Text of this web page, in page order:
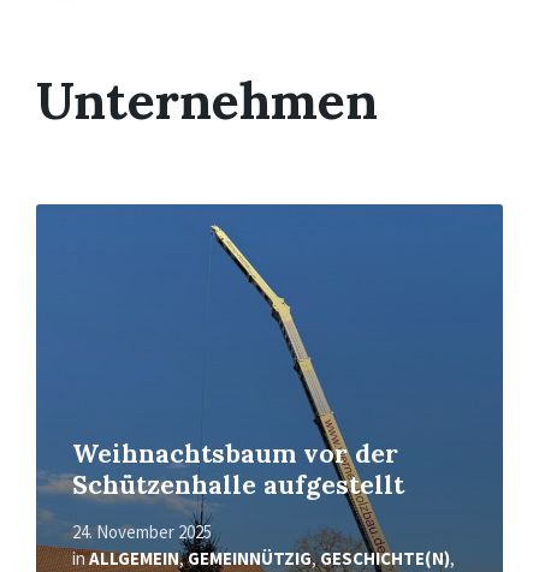
Unternehmen
Weihnachtsbaum vor der
Schützenhalle aufgestellt
24. November 2025
inALLGEMEIN,GEMEINNÜTZIG,GESCHICHTE(N),
Mehr